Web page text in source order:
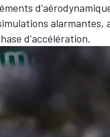
alarmantes,
d'accélération.